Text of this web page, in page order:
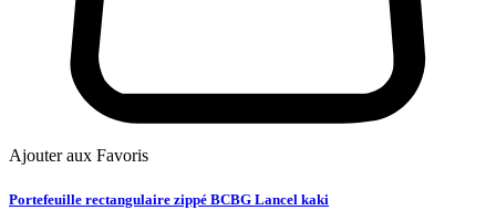
Ajouter aux Favoris
Portefeuille rectangulaire zippé BCBG Lancel kaki